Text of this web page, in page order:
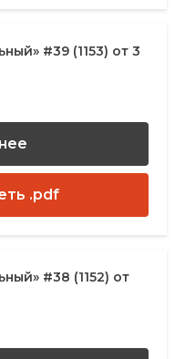
#39 (1153) от 3
.pdf
#38 (1152) от